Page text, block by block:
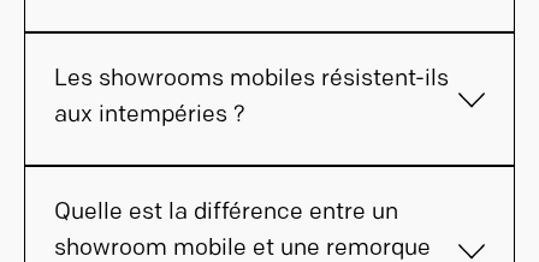
Les showrooms mobiles résistent-ils
aux intempéries ?
Quelle est la différence entre un
showroom mobile et une remorque